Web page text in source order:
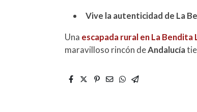
Vive la autenticidad de La
Una escapada rural en La Bendita
maravilloso rincón deAndalucía